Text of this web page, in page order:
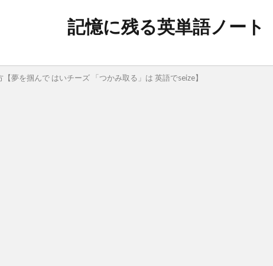
記憶に残る英単語ノート
夢を掴んで はいチーズ 「つかみ取る」は 英語でseize】